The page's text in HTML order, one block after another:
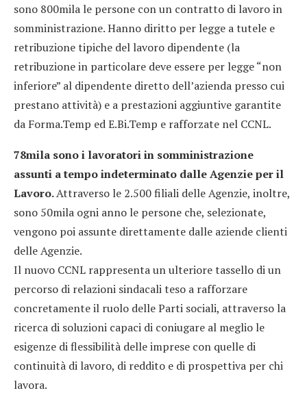
sono 800mila le persone con un contratto di lavoro in
somministrazione. Hanno diritto per legge a tutele e
retribuzione tipiche del lavoro dipendente (la
retribuzione in particolare deve essere per legge “non
inferiore” al dipendente diretto dell’azienda presso cui
prestano attività) e a prestazioni aggiuntive garantite
da Forma.Temp ed E.Bi.Temp e rafforzate nel CCNL.
78mila sono i lavoratori in somministrazione
assunti a tempo indeterminato dalle Agenzie per il
Lavoro.Attraverso le 2.500 filiali delle Agenzie, inoltre,
sono 50mila ogni anno le persone che, selezionate,
vengono poi assunte direttamente dalle aziende clienti
delle Agenzie.
Il nuovo CCNL rappresenta un ulteriore tassello di un
percorso di relazioni sindacali teso a rafforzare
concretamente il ruolo delle Parti sociali, attraverso la
ricerca di soluzioni capaci di coniugare al meglio le
esigenze di flessibilità delle imprese con quelle di
continuità di lavoro, di reddito e di prospettiva per chi
lavora.